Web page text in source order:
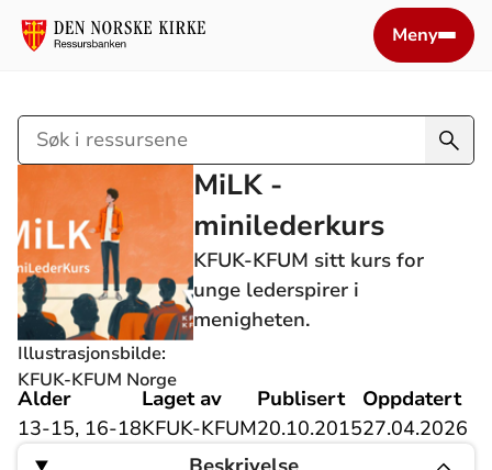
Meny
Søk
i
ressursene
Illustrasjonsbilde:
KFUK-KFUM Norge
MiLK -
minilederkurs
KFUK-KFUM sitt kurs for
unge lederspirer i
menigheten.
Alder
13-15, 16-18
Laget av
KFUK-KFUM
Publisert
20.10.2015
Oppdatert
27.04.2026